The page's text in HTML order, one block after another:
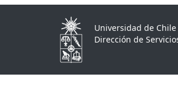
Universidad de Chile
Dirección de